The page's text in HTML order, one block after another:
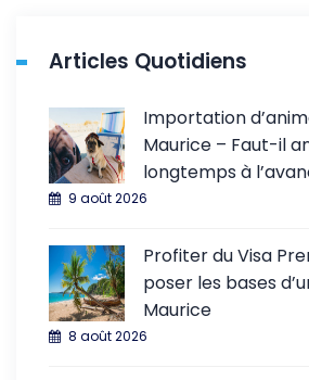
Articles Quotidiens
Importation
Maurice – Faut-il
longtemps à
9 août 2026
Profiter du Visa
poser les bases
Maurice
8 août 2026